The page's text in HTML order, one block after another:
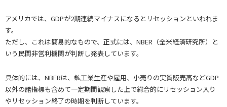
アメリカでは、GDPが2期連続マイナスになるとリセッションといわれま
す。
ただし、これは簡易的なもので、正式には、NBER（全米経済研究所）と
いう民間非営利機関が判断し発表しています。
具体的には、NBERは、鉱工業生産や雇用、小売りの実質販売高などGDP
以外の諸指標も含めて一定期間観察した上で総合的にリセッション入り
やリセッション終了の時期を判断しています。